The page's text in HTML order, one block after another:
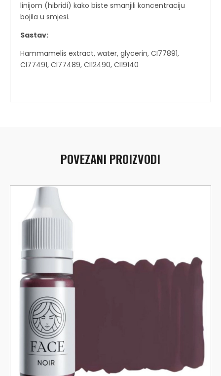
linijom (hibridi) kako biste smanjili koncentraciju
bojila u smjesi.
Sastav:
Hammamelis extract, water, glycerin, CI77891,
CI77491, CI77489, CI12490, CI19140
POVEZANI PROIZVODI